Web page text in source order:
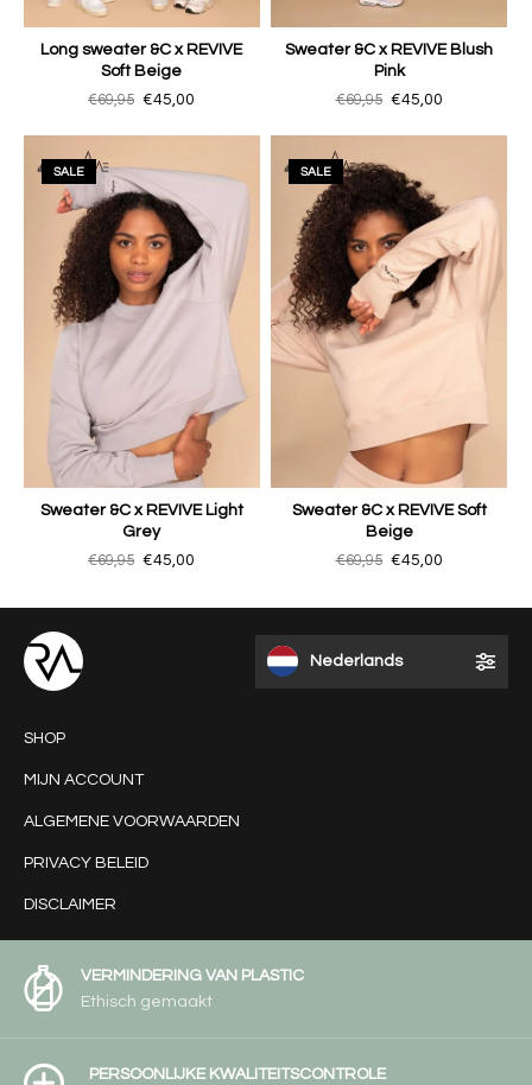
Long sweater &C x REVIVE
Soft Beige
€69,95 €45,00
Sweater &C x REVIVE Blush
Pink
€69,95 €45,00
SALE
Sweater &C x REVIVE Light
Grey
€69,95 €45,00
SALE
Sweater &C x REVIVE Soft
Beige
€69,95 €45,00
Nederlands
SHOP
MIJN ACCOUNT
ALGEMENE VOORWAARDEN
PRIVACY BELEID
DISCLAIMER
VERMINDERING VAN PLASTIC
Ethisch gemaakt
PERSOONLIJKE KWALITEITSCONTROLE